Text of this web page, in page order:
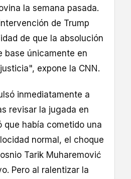
la semana pasada.
de Trump
de que la absolución
base únicamente en
expone la CNN.
inmediatamente a
revisar la jugada en
que había cometido una
normal, el choque
Tarik Muharemović
Pero al ralentizar la